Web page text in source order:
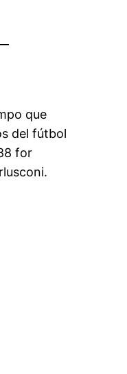
que
del fútbol
for